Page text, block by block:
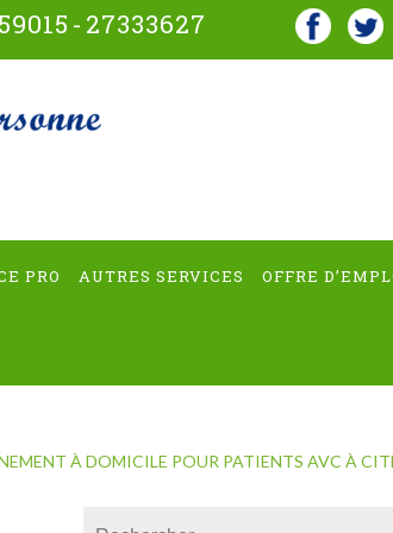
- 27333627
PRO AUTRES SERVICES OFFRE
À DOMICILE POUR PATIENTS AVC À